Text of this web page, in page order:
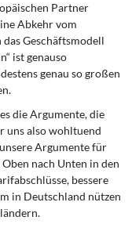
Partner
Abkehr vom
Geschäftsmodell
ist genauso
genau so großen
die Argumente, die
uns also wohltuend
Argumente für
nach Unten in den
bessere
in Deutschland nützen